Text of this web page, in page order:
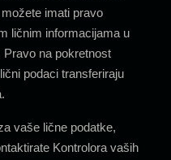
imati pravo
ličnim informacijama u
na pokretnost
podaci transferiraju
vaše lične podatke,
Kontrolora vaših